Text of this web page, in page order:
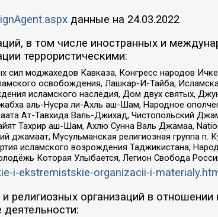
данные на 24.03.2022
в том числе иностранных и
террористическими:
моджахедов Кавказа, Конгресс народов
освобождения, Лашкар-И-Тайба,
исламского наследия, Дом двух святых,
аль-Нусра ли-Ахль аш-Шам, Народное
Ат-Тавхида Валь-Джихад, Чистопольский
Тахрир аш-Шам, Ахлю Сунна Валь Джамаа,
джамаат, Мусульманская религиозная группа
исламского возрождения Таджикистана,
Которая Улыбается, Легион Свобода
i-ekstremistskie-organizacii-i-
религиозных организаций в